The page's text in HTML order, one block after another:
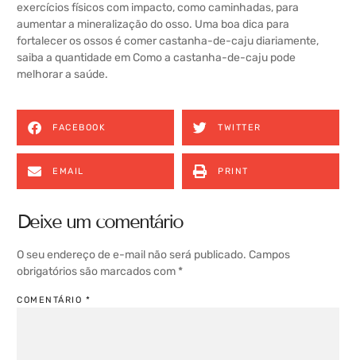
exercícios físicos com impacto, como caminhadas, para
aumentar a mineralização do osso. Uma boa dica para
fortalecer os ossos é comer castanha-de-caju diariamente,
saiba a quantidade em Como a castanha-de-caju pode
melhorar a saúde.
FACEBOOK TWITTER
EMAIL PRINT
Deixe um comentário
O seu endereço de e-mail não será publicado. Campos
obrigatórios são marcados com *
COMENTÁRIO *